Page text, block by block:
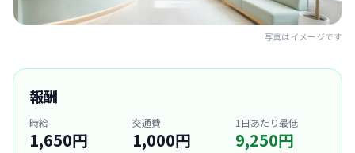
写真はイメージです
報酬
時給
1,650円
交通費
1,000円
1日あたり最低
9,250円